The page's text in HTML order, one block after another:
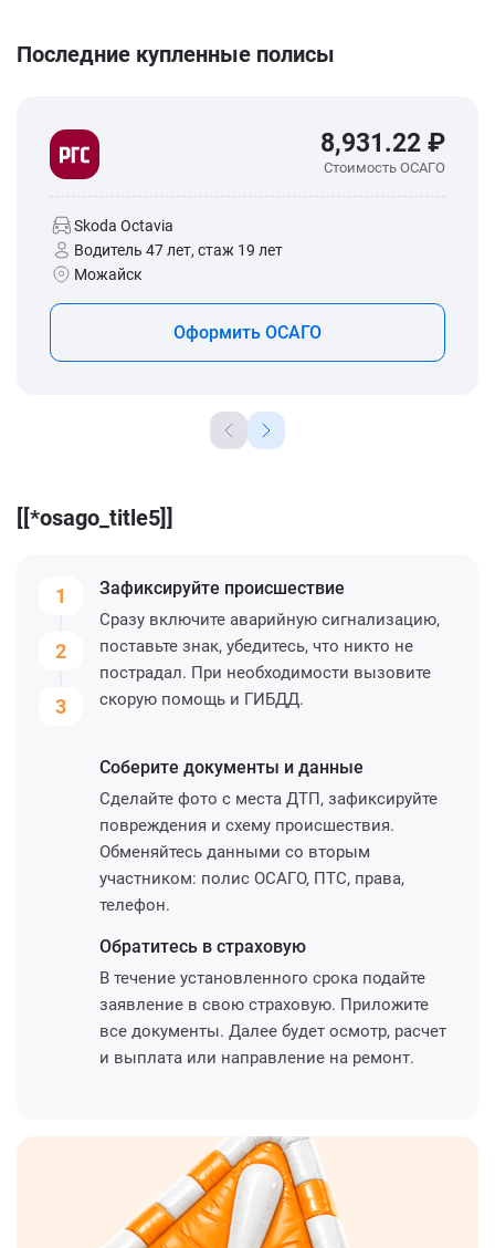
Последние купленные полисы
8,931.22 ₽
Стоимость ОСАГО
Skoda Octavia
Водитель 47 лет, стаж 19 лет
Можайск
Оформить ОСАГО
[[*osago_title5]]
1
2
3
Зафиксируйте происшествие
Сразу включите аварийную сигнализацию,
поставьте знак, убедитесь, что никто не
пострадал. При необходимости вызовите
скорую помощь и ГИБДД.
Соберите документы и данные
Сделайте фото с места ДТП, зафиксируйте
повреждения и схему происшествия.
Обменяйтесь данными со вторым
участником: полис ОСАГО, ПТС, права,
телефон.
Обратитесь в страховую
В течение установленного срока подайте
заявление в свою страховую. Приложите
все документы. Далее будет осмотр, расчет
и выплата или направление на ремонт.